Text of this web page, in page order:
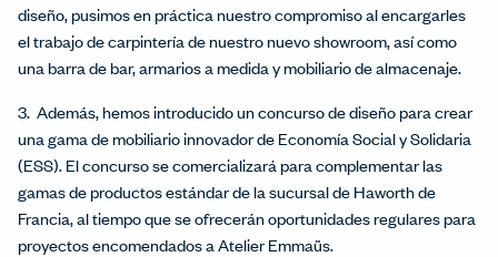
diseño, pusimos en práctica nuestro compromiso al encargarles
el trabajo de carpintería de nuestro nuevo showroom, así como
una barra de bar, armarios a medida y mobiliario de almacenaje.
3. Además, hemos introducido un concurso de diseño para crear
una gama de mobiliario innovador de Economía Social y Solidaria
(ESS). El concurso se comercializará para complementar las
gamas de productos estándar de la sucursal de Haworth de
Francia, al tiempo que se ofrecerán oportunidades regulares para
proyectos encomendados a Atelier Emmaüs.